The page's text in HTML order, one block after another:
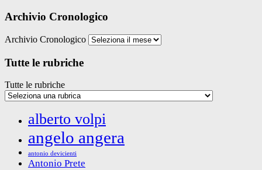
Archivio Cronologico
Archivio Cronologico
Tutte le rubriche
Tutte le rubriche
alberto volpi
angelo angera
antonio devicienti
Antonio Prete